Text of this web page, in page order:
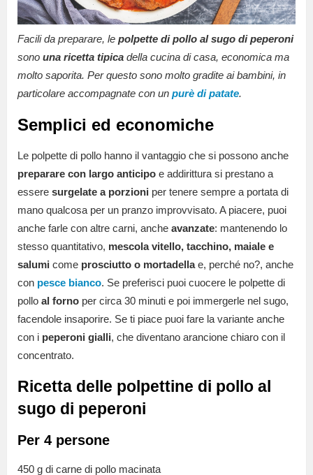
Facili da preparare, le polpette di pollo al sugo di peperoni
sono una ricetta tipica della cucina di casa, economica ma
molto saporita. Per questo sono molto gradite ai bambini, in
particolare accompagnate con un purè di patate.
Semplici ed economiche
Le polpette di pollo hanno il vantaggio che si possono anche
preparare con largo anticipo e addirittura si prestano a
essere surgelate a porzioni per tenere sempre a portata di
mano qualcosa per un pranzo improvvisato. A piacere, puoi
anche farle con altre carni, anche avanzate: mantenendo lo
stesso quantitativo, mescola vitello, tacchino, maiale e
salumi come prosciutto o mortadellae, perché no?, anche
con pesce bianco. Se preferisci puoi cuocere le polpette di
pollo al forno per circa 30 minuti e poi immergerle nel sugo,
facendole insaporire. Se ti piace puoi fare la variante anche
con i peperoni gialli, che diventano arancione chiaro con il
concentrato.
Ricetta delle polpettine di pollo al
sugo di peperoni
Per 4 persone
450 g di carne di pollo macinata